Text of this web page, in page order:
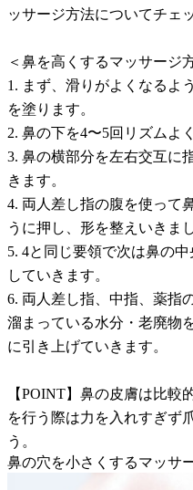
ッサージ方法についてチェ
＜鼻を高くするマッサージ
1. まず、滑りがよくなるよ
を塗ります。
2. 鼻の下を4〜5回リズムよ
3. 鼻の横部分を左右交互に
きます。
4. 両人差し指の腹を使って
うに押し、形を整えいきま
5. 4と同じ要領で次は鼻の
していきます。
6. 両人差し指、中指、薬指
溜まっている水分・老廃物
に引き上げていきます。
【POINT】鼻の皮膚は比較
を行う際は力を入れすぎず
う。
鼻の穴を小さくするマッサ